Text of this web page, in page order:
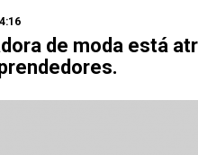
de moda está